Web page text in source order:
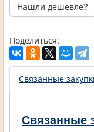
Нашли дешевле?
Поделиться:
Связанные
Связанные